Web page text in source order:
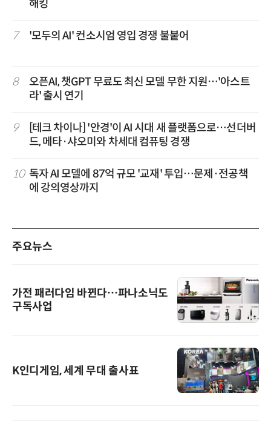
해킹
7 '모두의 AI' 컨소시엄 영입 경쟁 불붙어
8
오픈AI, 챗GPT 무료도 최신 모델 무한 지원…'아스트
라' 출시 연기
9
[테크 차이나] '안경'이 AI 시대 새 플랫폼으로…선더버
드, 메타·샤오미와 차세대 컴퓨팅 경쟁
10 독자 AI 모델에 87억 규모 '교재' 투입…문제·전공책
에 강의영상까지
주요뉴스
가전 패러다임 바뀐다…파나소닉도
구독사업
K인디게임, 세계 무대 출사표